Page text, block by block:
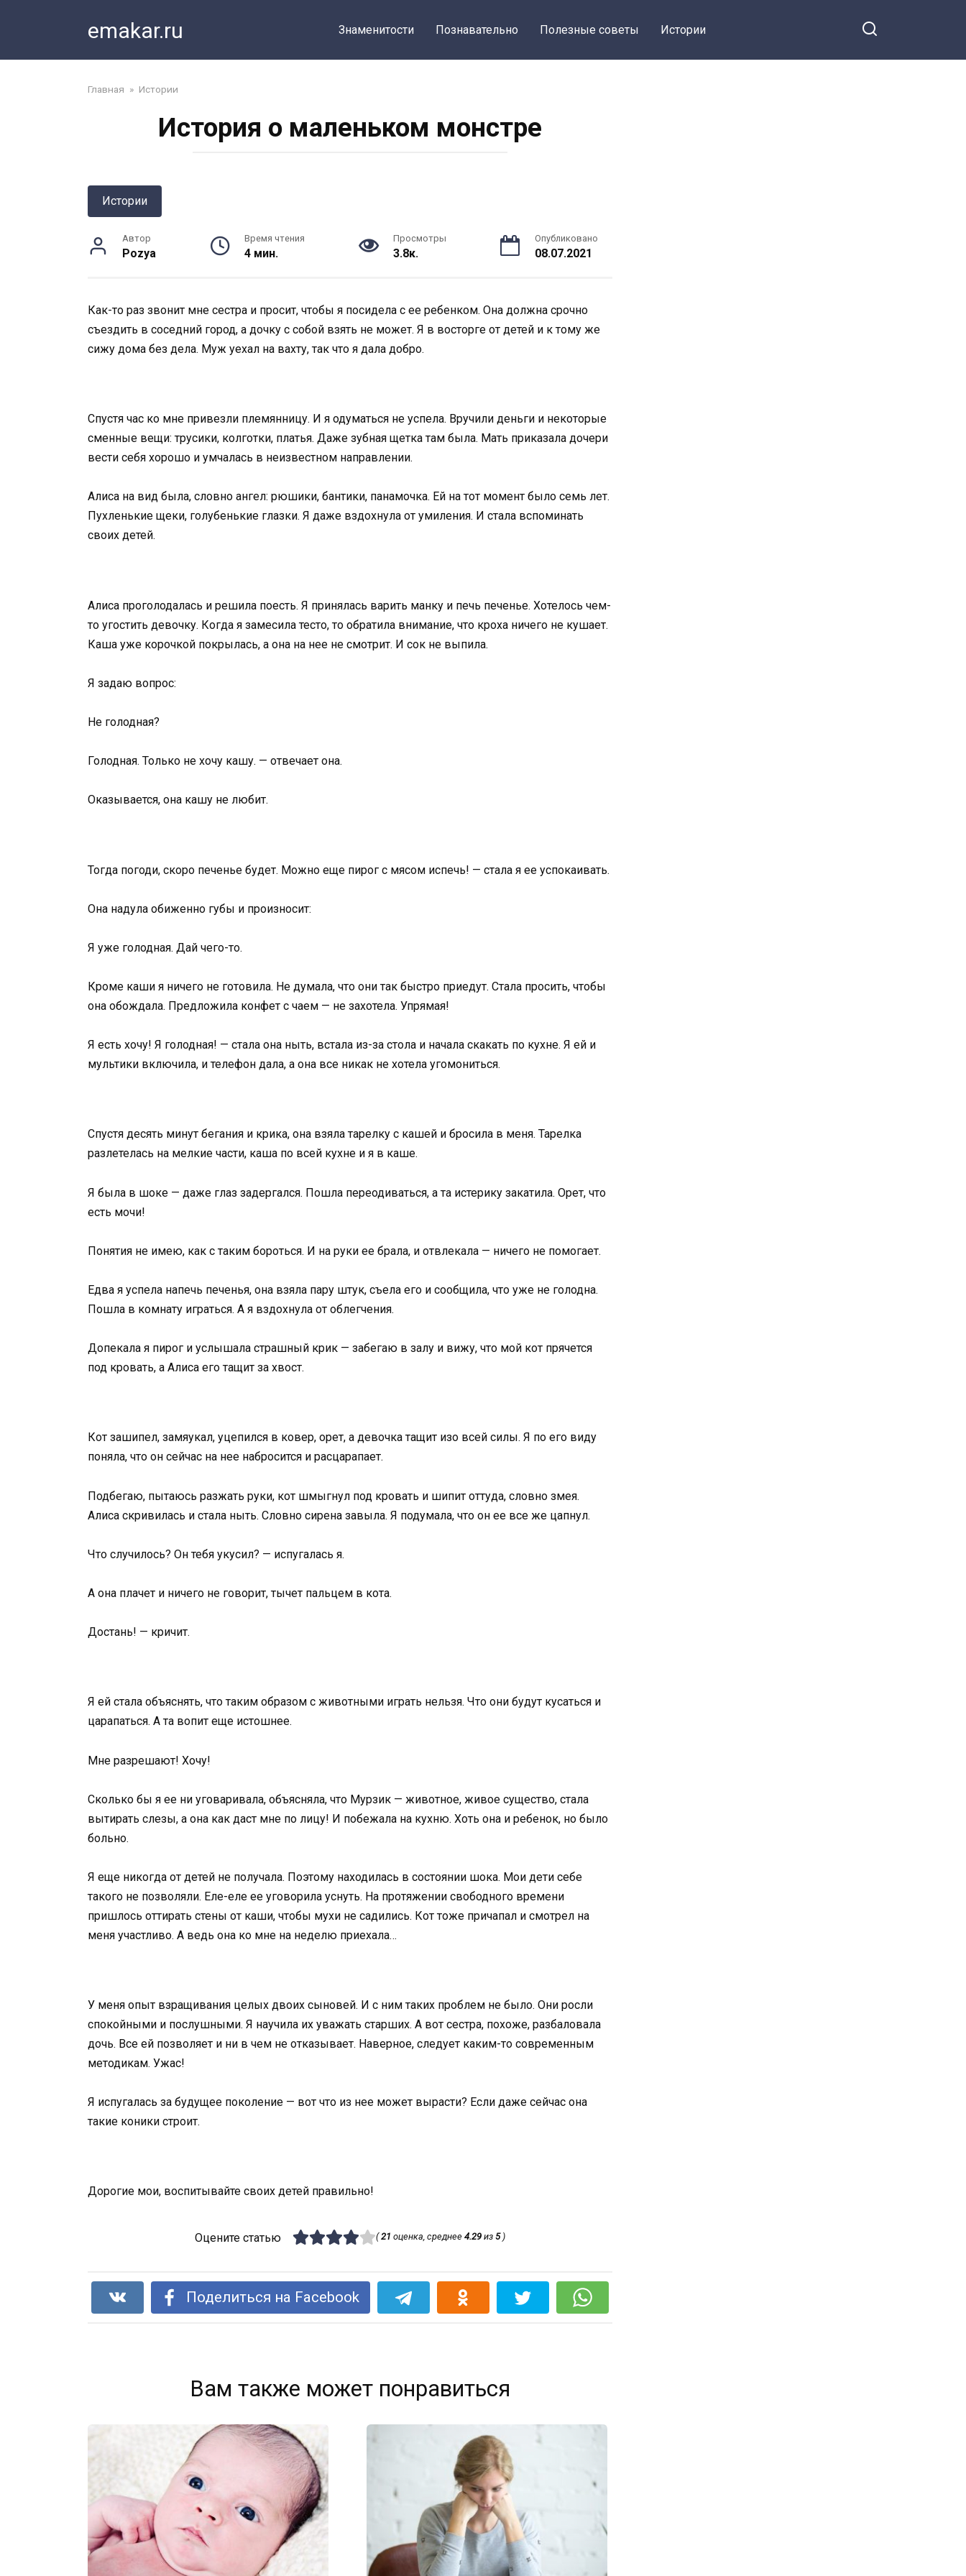
emakar.ru Знаменитости Познавательно Полезные советы Истории
Главная » Истории
История о маленьком монстре
Истории
Автор
Pozya
Время чтения
4 мин.
Просмотры
3.8к.
Опубликовано
08.07.2021
Как-то раз звонит мне сестра и просит, чтобы я посидела с ее ребенком. Она должна срочно
съездить в соседний город, а дочку с собой взять не может. Я в восторге от детей и к тому же
сижу дома без дела. Муж уехал на вахту, так что я дала добро.
Спустя час ко мне привезли племянницу. И я одуматься не успела. Вручили деньги и некоторые
сменные вещи: трусики, колготки, платья. Даже зубная щетка там была. Мать приказала дочери
вести себя хорошо и умчалась в неизвестном направлении.
Алиса на вид была, словно ангел: рюшики, бантики, панамочка. Ей на тот момент было семь лет.
Пухленькие щеки, голубенькие глазки. Я даже вздохнула от умиления. И стала вспоминать
своих детей.
Алиса проголодалась и решила поесть. Я принялась варить манку и печь печенье. Хотелось чем-
то угостить девочку. Когда я замесила тесто, то обратила внимание, что кроха ничего не кушает.
Каша уже корочкой покрылась, а она на нее не смотрит. И сок не выпила.
Я задаю вопрос:
Не голодная?
Голодная. Только не хочу кашу. — отвечает она.
Оказывается, она кашу не любит.
Тогда погоди, скоро печенье будет. Можно еще пирог с мясом испечь! — стала я ее успокаивать.
Она надула обиженно губы и произносит:
Я уже голодная. Дай чего-то.
Кроме каши я ничего не готовила. Не думала, что они так быстро приедут. Стала просить, чтобы
она обождала. Предложила конфет с чаем — не захотела. Упрямая!
Я есть хочу! Я голодная! — стала она ныть, встала из-за стола и начала скакать по кухне. Я ей и
мультики включила, и телефон дала, а она все никак не хотела угомониться.
Спустя десять минут бегания и крика, она взяла тарелку с кашей и бросила в меня. Тарелка
разлетелась на мелкие части, каша по всей кухне и я в каше.
Я была в шоке — даже глаз задергался. Пошла переодиваться, а та истерику закатила. Орет, что
есть мочи!
Понятия не имею, как с таким бороться. И на руки ее брала, и отвлекала — ничего не помогает.
Едва я успела напечь печенья, она взяла пару штук, съела его и сообщила, что уже не голодна.
Пошла в комнату играться. А я вздохнула от облегчения.
Допекала я пирог и услышала страшный крик — забегаю в залу и вижу, что мой кот прячется
под кровать, а Алиса его тащит за хвост.
Кот зашипел, замяукал, уцепился в ковер, орет, а девочка тащит изо всей силы. Я по его виду
поняла, что он сейчас на нее набросится и расцарапает.
Подбегаю, пытаюсь разжать руки, кот шмыгнул под кровать и шипит оттуда, словно змея.
Алиса скривилась и стала ныть. Словно сирена завыла. Я подумала, что он ее все же цапнул.
Что случилось? Он тебя укусил? — испугалась я.
А она плачет и ничего не говорит, тычет пальцем в кота.
Достань! — кричит.
Я ей стала объяснять, что таким образом с животными играть нельзя. Что они будут кусаться и
царапаться. А та вопит еще истошнее.
Мне разрешают! Хочу!
Сколько бы я ее ни уговаривала, объясняла, что Мурзик — животное, живое существо, стала
вытирать слезы, а она как даст мне по лицу! И побежала на кухню. Хоть она и ребенок, но было
больно.
Я еще никогда от детей не получала. Поэтому находилась в состоянии шока. Мои дети себе
такого не позволяли. Еле-еле ее уговорила уснуть. На протяжении свободного времени
пришлось оттирать стены от каши, чтобы мухи не садились. Кот тоже причапал и смотрел на
меня участливо. А ведь она ко мне на неделю приехала…
У меня опыт взращивания целых двоих сыновей. И с ним таких проблем не было. Они росли
спокойными и послушными. Я научила их уважать старших. А вот сестра, похоже, разбаловала
дочь. Все ей позволяет и ни в чем не отказывает. Наверное, следует каким-то современным
методикам. Ужас!
Я испугалась за будущее поколение — вот что из нее может вырасти? Если даже сейчас она
такие коники строит.
Дорогие мои, воспитывайте своих детей правильно!
Оцените статью (21 оценка, среднее4.29 из5)
Поделиться на Facebook
Вам также может понравиться